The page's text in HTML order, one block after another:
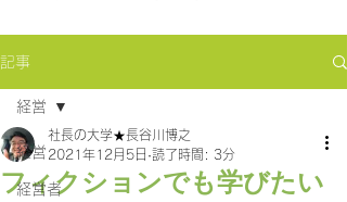
記事
経営
経営者
経営
フィクションでも学びたい
社長の大学★長谷川博之
2021年12月5日 読了時間: 3分